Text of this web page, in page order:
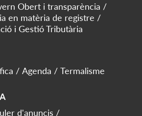
Obert i transparència
en matèria de registre
i Gestió Tributària
Agenda Termalisme
d'anuncis